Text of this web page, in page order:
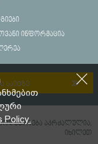
ინფორმაცია
საიტზე
აკრძალულია,
იხილეთ
Policy.